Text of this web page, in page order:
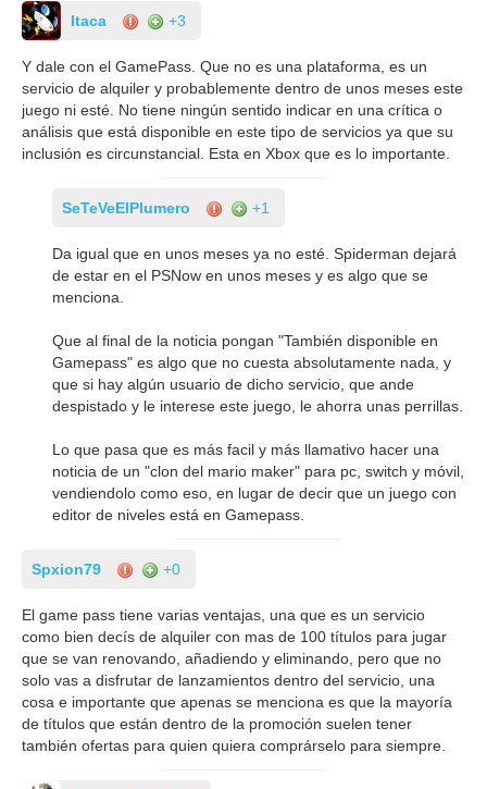
Itaca +3
Y dale con el GamePass. Que no es una plataforma, es un
servicio de alquiler y probablemente dentro de unos meses este
juego ni esté. No tiene ningún sentido indicar en una crítica o
análisis que está disponible en este tipo de servicios ya que su
inclusión es circunstancial. Esta en Xbox que es lo importante.
SeTeVeElPlumero +1
Da igual que en unos meses ya no esté. Spiderman dejará
de estar en el PSNow en unos meses y es algo que se
menciona.
Que al final de la noticia pongan "También disponible en
Gamepass" es algo que no cuesta absolutamente nada, y
que si hay algún usuario de dicho servicio, que ande
despistado y le interese este juego, le ahorra unas perrillas.
Lo que pasa que es más facil y más llamativo hacer una
noticia de un "clon del mario maker" para pc, switch y móvil,
vendiendolo como eso, en lugar de decir que un juego con
editor de niveles está en Gamepass.
Spxion79 +0
El game pass tiene varias ventajas, una que es un servicio
como bien decís de alquiler con mas de 100 títulos para jugar
que se van renovando, añadiendo y eliminando, pero que no
solo vas a disfrutar de lanzamientos dentro del servicio, una
cosa e importante que apenas se menciona es que la mayoría
de títulos que están dentro de la promoción suelen tener
también ofertas para quien quiera comprárselo para siempre.